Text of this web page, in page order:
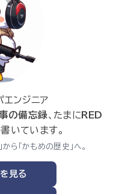
ンジニア
の備忘録、たまに RED
いています。
ら「かもめの歴史」へ。
見る